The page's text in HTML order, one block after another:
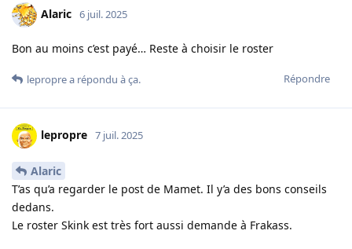
Alaric 6 juil. 2025
Bon au moins c’est payé… Reste à choisir le roster
Répondre
leproprea répondu à ça.
lepropre 7 juil. 2025
Alaric
T’as qu’a regarder le post de Mamet. Il y’a des bons conseils
dedans.
Le roster Skink est très fort aussi demande à Frakass.